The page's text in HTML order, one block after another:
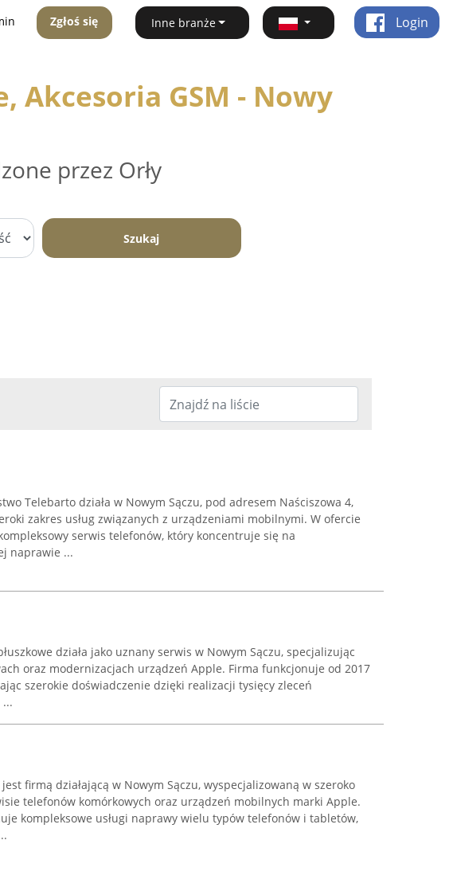
Zgłoś się Inne branże Login
Akcesoria GSM - Nowy
przez Orły
Szukaj
Telebarto działa w Nowym Sączu, pod adresem Naściszowa 4,
zakres usług związanych z urządzeniami mobilnymi. W ofercie
serwis telefonów, który koncentruje się na
naprawie ...
działa jako uznany serwis w Nowym Sączu, specjalizując
oraz modernizacjach urządzeń Apple. Firma funkcjonuje od 2017
szerokie doświadczenie dzięki realizacji tysięcy zleceń
firmą działającą w Nowym Sączu, wyspecjalizowaną w szeroko
telefonów komórkowych oraz urządzeń mobilnych marki Apple.
kompleksowe usługi naprawy wielu typów telefonów i tabletów,